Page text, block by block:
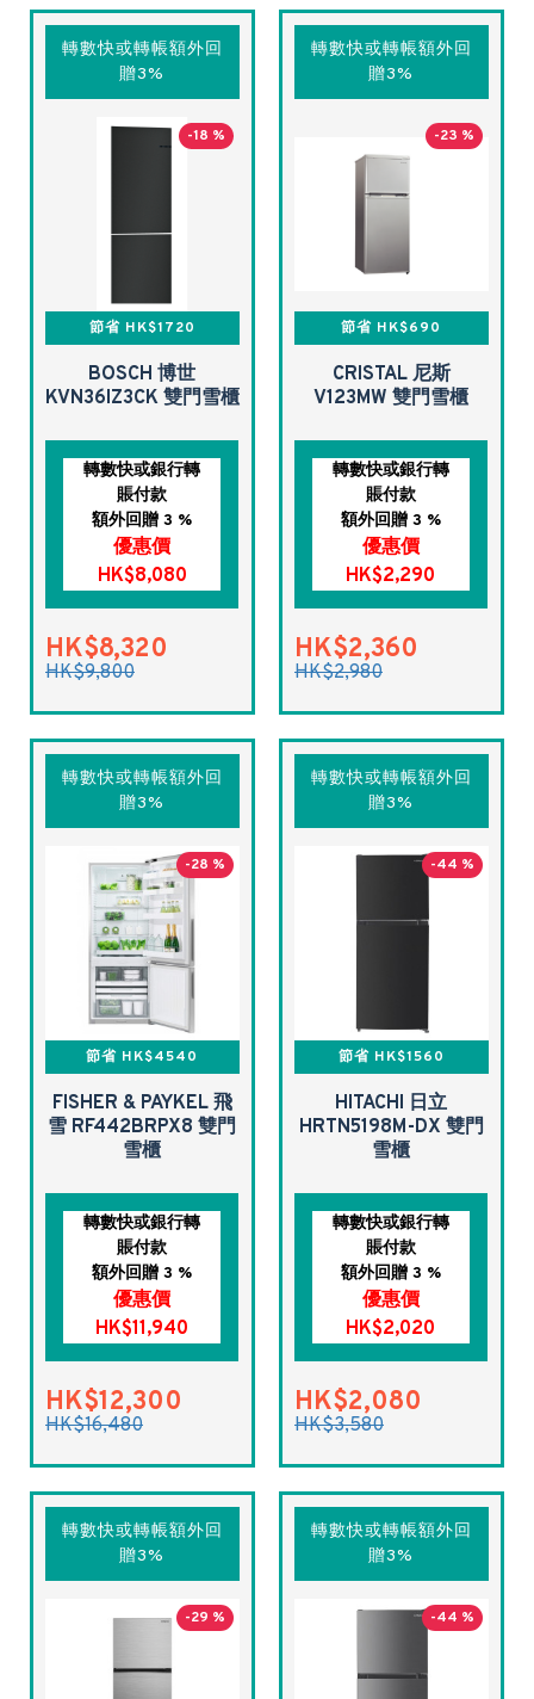
轉數快或轉帳額外回
贈3%
-18 %
節省 HK$1720
BOSCH 博世
KVN36IZ3CK 雙門雪櫃
轉數快或銀行轉
賬付款
額外回贈 3 %
優惠價
HK$8,080
HK$8,320
HK$9,800
轉數快或轉帳額外回
贈3%
-23 %
節省 HK$690
CRISTAL 尼斯
V123MW 雙門雪櫃
轉數快或銀行轉
賬付款
額外回贈 3 %
優惠價
HK$2,290
HK$2,360
HK$2,980
轉數快或轉帳額外回
贈3%
-28 %
節省 HK$4540
FISHER & PAYKEL 飛
雪 RF442BRPX8 雙門
雪櫃
轉數快或銀行轉
賬付款
額外回贈 3 %
優惠價
HK$11,940
HK$12,300
HK$16,480
轉數快或轉帳額外回
贈3%
-44 %
節省 HK$1560
HITACHI 日立
HRTN5198M-DX 雙門
雪櫃
轉數快或銀行轉
賬付款
額外回贈 3 %
優惠價
HK$2,020
HK$2,080
HK$3,580
轉數快或轉帳額外回
贈3%
-29 %
轉數快或轉帳額外回
贈3%
-44 %